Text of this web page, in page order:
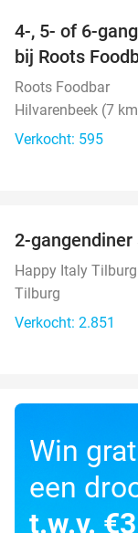
4-, 5- of 6-
bij Roots
Roots Foodbar
Hilvarenbeek (7
Verkocht: 595
2-
Happy Italy Tilburg
Tilburg
Verkocht: 2.851
Win
een
t.w.v.